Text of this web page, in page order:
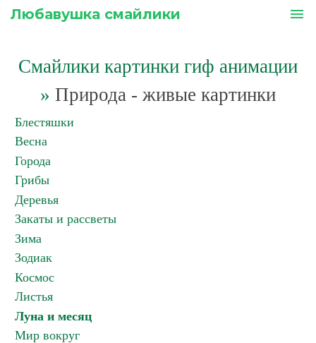
Любавушка смайлики menu
Смайлики картинки гиф анимации
» Природа - живые картинки
Блестяшки
Весна
Города
Грибы
Деревья
Закаты и рассветы
Зима
Зодиак
Космос
Листья
Луна и месяц
Мир вокруг